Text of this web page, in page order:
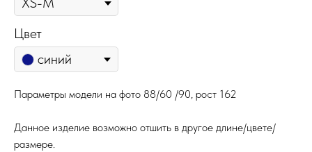
Цвет
синий
Параметры модели на фото 88/60 /90, рост 162
Данное изделие возможно отшить в другое длине/цвете/
размере.